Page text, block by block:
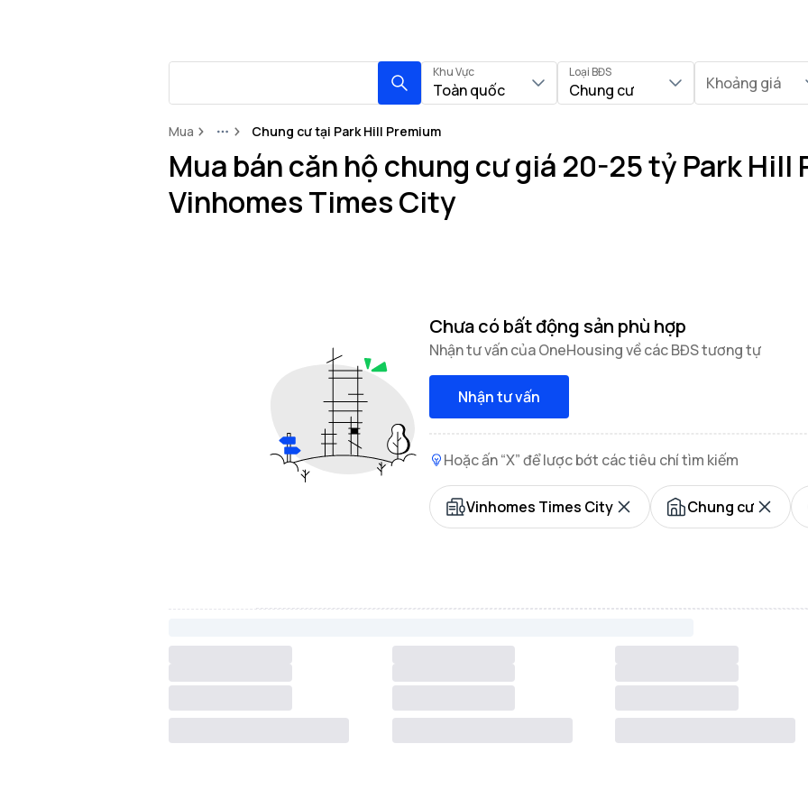
Khu Vực
Toàn quốc
Loại BĐS
Chung cư Khoảng giá
Mua MoreChung cư tại Park Hill Premium
Mua bán căn hộ chung cư giá 20-25 tỷ Park Hill
Vinhomes Times City
Chưa có bất động sản phù hợp
Nhận tư vấn của OneHousing về các BĐS tương tự
Nhận tư vấn
Hoặc ấn “X” để lược bớt các tiêu chí tìm kiếm
Vinhomes Times City Chung cư